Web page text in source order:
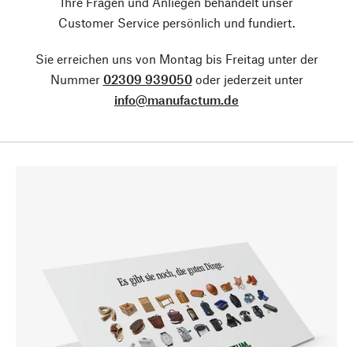
Customer Service persönlich und fundiert.
Sie erreichen uns von Montag bis Freitag unter der
Nummer 02309 939050oder jederzeit unter
info@manufactum.de